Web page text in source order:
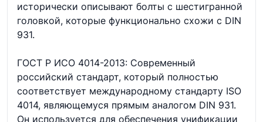
исторически описывают болты с шестигранной
головкой, которые функционально схожи с DIN
931.
ГОСТ Р ИСО 4014-2013: Современный
российский стандарт, который полностью
соответствует международному стандарту ISO
4014, являющемуся прямым аналогом DIN 931.
Он используется для обеспечения унификации